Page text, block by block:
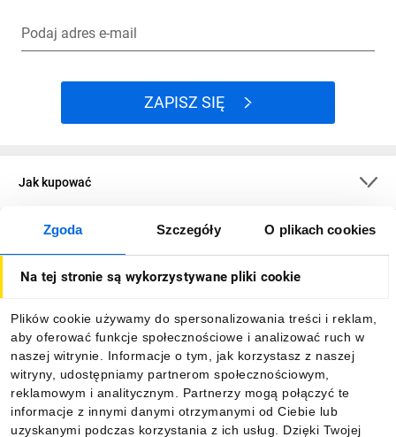
Zgoda Szczegóły O plikach cookies
Na tej stronie są wykorzystywane pliki cookie
Plików cookie używamy do spersonalizowania treści i reklam,
aby oferować funkcje społecznościowe i analizować ruch w
naszej witrynie. Informacje o tym, jak korzystasz z naszej
witryny, udostępniamy partnerom społecznościowym,
reklamowym i analitycznym. Partnerzy mogą połączyć te
informacje z innymi danymi otrzymanymi od Ciebie lub
uzyskanymi podczas korzystania z ich usług. Dzięki Twojej
Podaj adres e-mail
ZAPISZ SIĘ
Jak kupować
O firmie
Informacje
Pobierz naszą aplikację mobilną: